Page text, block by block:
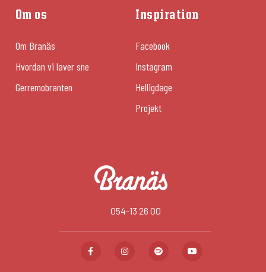
Om os
Om Branäs
Hvordan vi laver sne
Gerremobranten
Inspiration
Facebook
Instagram
Helligdage
Projekt
054-13 26 00